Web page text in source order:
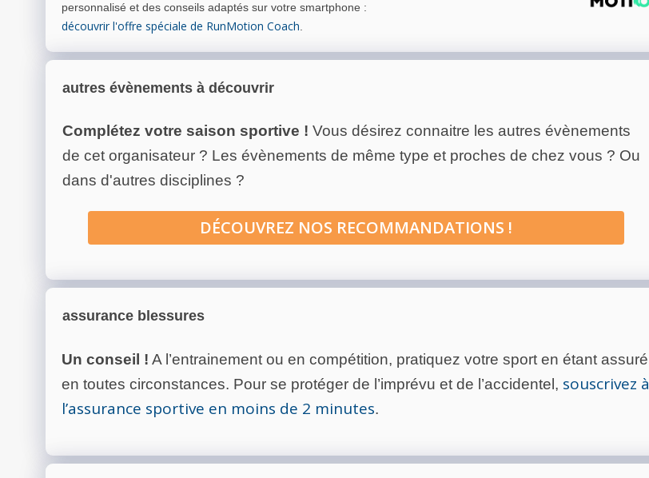
personnalisé et des conseils adaptés sur votre smartphone :
découvrir l'offre spéciale de RunMotion Coach.
autres évènements à découvrir
Complétez votre saison sportive ! Vous désirez connaitre les autres évènements
de cet organisateur ? Les évènements de même type et proches de chez vous ? Ou
dans d'autres disciplines ?
DÉCOUVREZ NOS RECOMMANDATIONS !
assurance blessures
Un conseil ! A l’entrainement ou en compétition, pratiquez votre sport en étant assuré
en toutes circonstances. Pour se protéger de l’imprévu et de l’accidentel, souscrivez à
l’assurance sportive en moins de 2 minutes.